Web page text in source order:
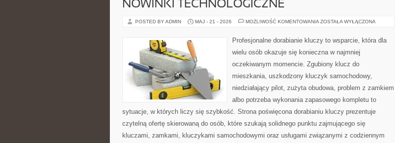
NOWINKI TECHNOLOGICZNE
POSTED BY ADMIN MAJ - 21 - 2026 MOŻLIWOŚĆ KOMENTOWANIA NOWINKI
ZOSTAŁA WYŁĄCZONA
Profesjonalne dorabianie kluczy to wsparcie, która dla
wielu osób okazuje się konieczna w najmniej
oczekiwanym momencie. Zgubiony klucz do
mieszkania, uszkodzony kluczyk samochodowy,
niedziałający pilot, zużyta obudowa, problem z zamkiem
albo potrzeba wykonania zapasowego kompletu to
sytuacje, w których liczy się szybkość. Strona poświęcona dorabianiu kluczy prezentuje
czytelną ofertę skierowaną do osób, które szukają solidnego punktu zajmującego się
kluczami, zamkami, kluczykami samochodowymi oraz usługami związanymi z codziennym